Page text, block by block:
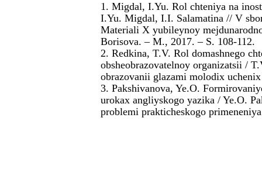
1. Migdal, I.Yu. Rol chteniya na
I.Yu. Migdal, I.I. Salamatina // V
Materiali X yubileynoy
Borisova. – M., 2017. – S. 108-112.
2. Redkina, T.V. Rol domashnego
obsheobrazovatelnoy organizatsii /
obrazovanii glazami molodix
3. Pakshivanova, Ye.O.
urokax angliyskogo yazika / Ye.O.
problemi prakticheskogo